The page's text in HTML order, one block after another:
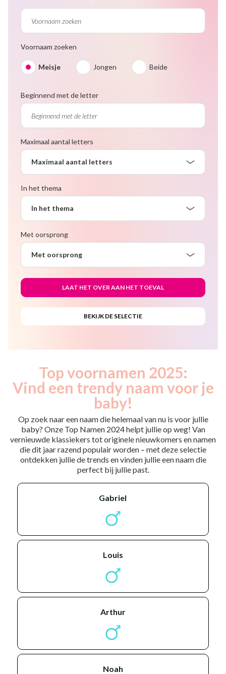
Voornaam zoeken
Meisje Jongen Beide
Beginnend met de letter
Maximaal aantal letters
Maximaal aantal letters
In het thema
In het thema
Met oorsprong
Met oorsprong
Top voornamen 2025:
Vind een trendy naam voor je
baby!
Op zoek naar een naam die helemaal van nu is voor jullie
baby? Onze Top Namen 2024 helpt jullie op weg! Van
vernieuwde klassiekers tot originele nieuwkomers en namen
die dit jaar razend populair worden – met deze selectie
ontdekken jullie de trends en vinden jullie een naam die
perfect bij jullie past.
gabriel
louis
arthur
noah